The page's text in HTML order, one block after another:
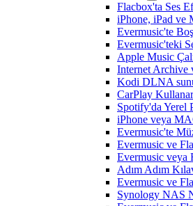
Flacbox'ta Ses
iPhone, iPad ve
Evermusic'te
Evermusic'teki
Apple Music
Internet Archive
Kodi DLNA
CarPlay
Spotify'da Yerel
iPhone veya
Evermusic'te
Evermusic ve
Evermusic veya
Adım Adım
Evermusic ve
Synology NAS